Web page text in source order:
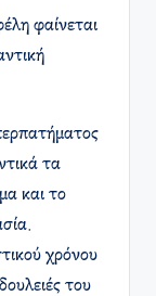
φαίνεται
τα
και το
χρόνου
του